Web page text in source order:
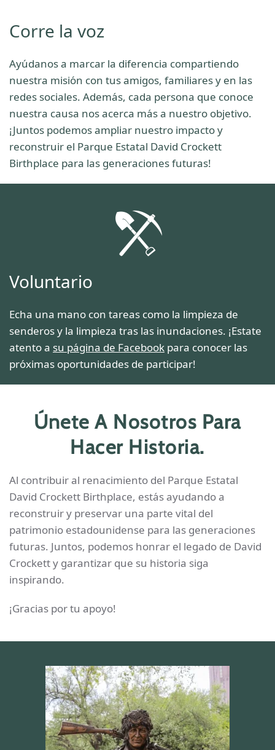
Corre la voz
Ayúdanos a marcar la diferencia compartiendo
nuestra misión con tus amigos, familiares y en las
redes sociales. Además, cada persona que conoce
nuestra causa nos acerca más a nuestro objetivo.
¡Juntos podemos ampliar nuestro impacto y
reconstruir el Parque Estatal David Crockett
Birthplace para las generaciones futuras!
Voluntario
Echa una mano con tareas como la limpieza de
senderos y la limpieza tras las inundaciones. ¡Estate
atento a su página de Facebook para conocer las
próximas oportunidades de participar!
Únete A Nosotros Para
Hacer Historia.
Al contribuir al renacimiento del Parque Estatal
David Crockett Birthplace, estás ayudando a
reconstruir y preservar una parte vital del
patrimonio estadounidense para las generaciones
futuras. Juntos, podemos honrar el legado de David
Crockett y garantizar que su historia siga
inspirando.
¡Gracias por tu apoyo!